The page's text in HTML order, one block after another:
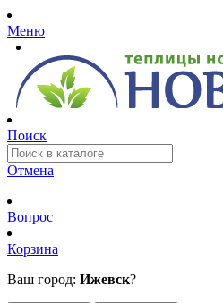
Меню
Поиск
Отмена
Вопрос
Корзина
Ваш город: Ижевск?